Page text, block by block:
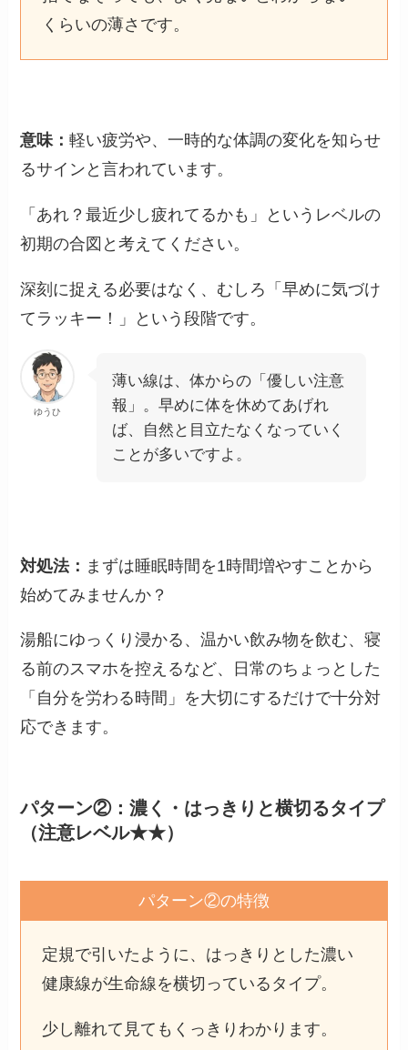
くらいの薄さです。
意味：軽い疲労や、一時的な体調の変化を知らせ
るサインと言われています。
「あれ？最近少し疲れてるかも」というレベルの
初期の合図と考えてください。
深刻に捉える必要はなく、むしろ「早めに気づけ
てラッキー！」という段階です。
ゆうひ
薄い線は、体からの「優しい注意
報」。早めに体を休めてあげれ
ば、自然と目立たなくなっていく
ことが多いですよ。
対処法： まずは睡眠時間を1時間増やすことから
始めてみませんか？
湯船にゆっくり浸かる、温かい飲み物を飲む、寝
る前のスマホを控えるなど、日常のちょっとした
「自分を労わる時間」を大切にするだけで十分対
応できます。
パターン②：濃く・はっきりと横切るタイプ
（注意レベル★★）
パターン②の特徴
定規で引いたように、はっきりとした濃い
健康線が生命線を横切っているタイプ。
少し離れて見てもくっきりわかります。